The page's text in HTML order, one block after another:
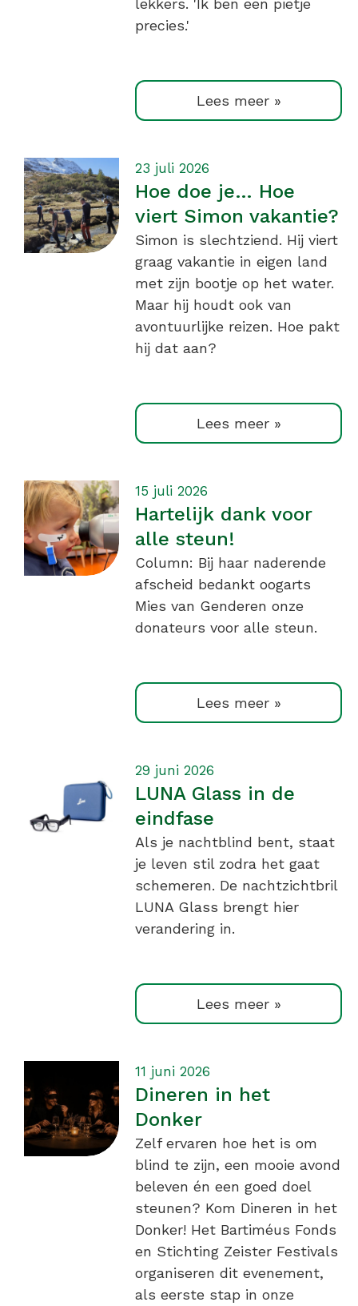
lekkers. 'Ik ben een pietje
precies.'
Lees meer »
Hoe doe je… Hoe
viert Simon vakantie?
23 juli 2026
Simon is slechtziend. Hij viert
graag vakantie in eigen land
met zijn bootje op het water.
Maar hij houdt ook van
avontuurlijke reizen. Hoe pakt
hij dat aan?
Lees meer »
Hartelijk dank voor
alle steun!
15 juli 2026
Column: Bij haar naderende
afscheid bedankt oogarts
Mies van Genderen onze
donateurs voor alle steun.
Lees meer »
LUNA Glass in de
eindfase
29 juni 2026
Als je nachtblind bent, staat
je leven stil zodra het gaat
schemeren. De nachtzichtbril
LUNA Glass brengt hier
verandering in.
Lees meer »
Dineren in het
Donker
11 juni 2026
Zelf ervaren hoe het is om
blind te zijn, een mooie avond
beleven én een goed doel
steunen? Kom Dineren in het
Donker! Het Bartiméus Fonds
en Stichting Zeister Festivals
organiseren dit evenement,
als eerste stap in onze